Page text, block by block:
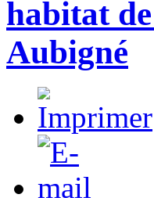
habitat
Aubigné